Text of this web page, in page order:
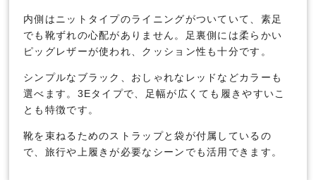
内側はニットタイプのライニングがついていて、素足
でも靴ずれの心配がありません。足裏側には柔らかい
ピッグレザーが使われ、クッション性も十分です。
シンプルなブラック、おしゃれなレッドなどカラーも
選べます。3Eタイプで、足幅が広くても履きやすいこ
とも特徴です。
靴を束ねるためのストラップと袋が付属しているの
で、旅行や上履きが必要なシーンでも活用できます。